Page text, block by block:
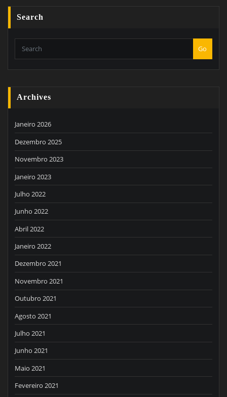
Search
Go
Archives
Janeiro 2026
Dezembro 2025
Novembro 2023
Janeiro 2023
Julho 2022
Junho 2022
Abril 2022
Janeiro 2022
Dezembro 2021
Novembro 2021
Outubro 2021
Agosto 2021
Julho 2021
Junho 2021
Maio 2021
Fevereiro 2021